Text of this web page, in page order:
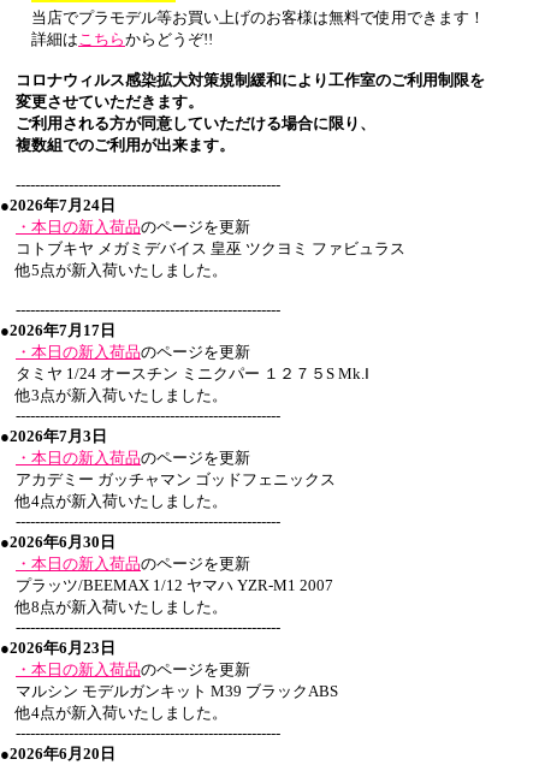
当店でプラモデル等お買い上げのお客様は無料で使用できます！
詳細はこちらからどうぞ!!
コロナウィルス感染拡大対策規制緩和により工作室のご利用制限を
変更させていただきます。
ご利用される方が同意していただける場合に限り、
複数組でのご利用が出来ます。
-------------------------------------------------------
●2026年7月24日
・本日の新入荷品のページを更新
コトブキヤ メガミデバイス 皇巫 ツクヨミ ファビュラス
他5点が新入荷いたしました。
-------------------------------------------------------
●2026年7月17日
・本日の新入荷品のページを更新
タミヤ 1/24 オースチン ミニクパー １２７５S Mk.Ⅰ
他3点が新入荷いたしました。
-------------------------------------------------------
●2026年7月3日
・本日の新入荷品のページを更新
アカデミー ガッチャマン ゴッドフェニックス
他4点が新入荷いたしました。
-------------------------------------------------------
●2026年6月30日
・本日の新入荷品のページを更新
プラッツ/BEEMAX 1/12 ヤマハ YZR-M1 2007
他8点が新入荷いたしました。
-------------------------------------------------------
●2026年6月23日
・本日の新入荷品のページを更新
マルシン モデルガンキット M39 ブラックABS
他4点が新入荷いたしました。
-------------------------------------------------------
●2026年6月20日